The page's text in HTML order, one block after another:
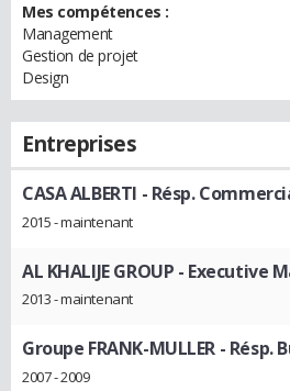
Mes compétences :
Management
Gestion de projet
Design
Entreprises
CASA ALBERTI - Résp.
2015 - maintenant
AL KHALIJE GROUP - Executive
2013 - maintenant
Groupe FRANK-MULLER - Résp.
2007 - 2009